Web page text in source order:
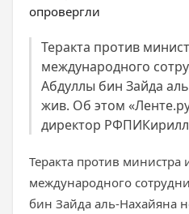
Теракта против
международного
Абдуллы бин Зайда
жив. Об этом
директор
Теракта против
международного
бин Зайда аль-Нахайяна